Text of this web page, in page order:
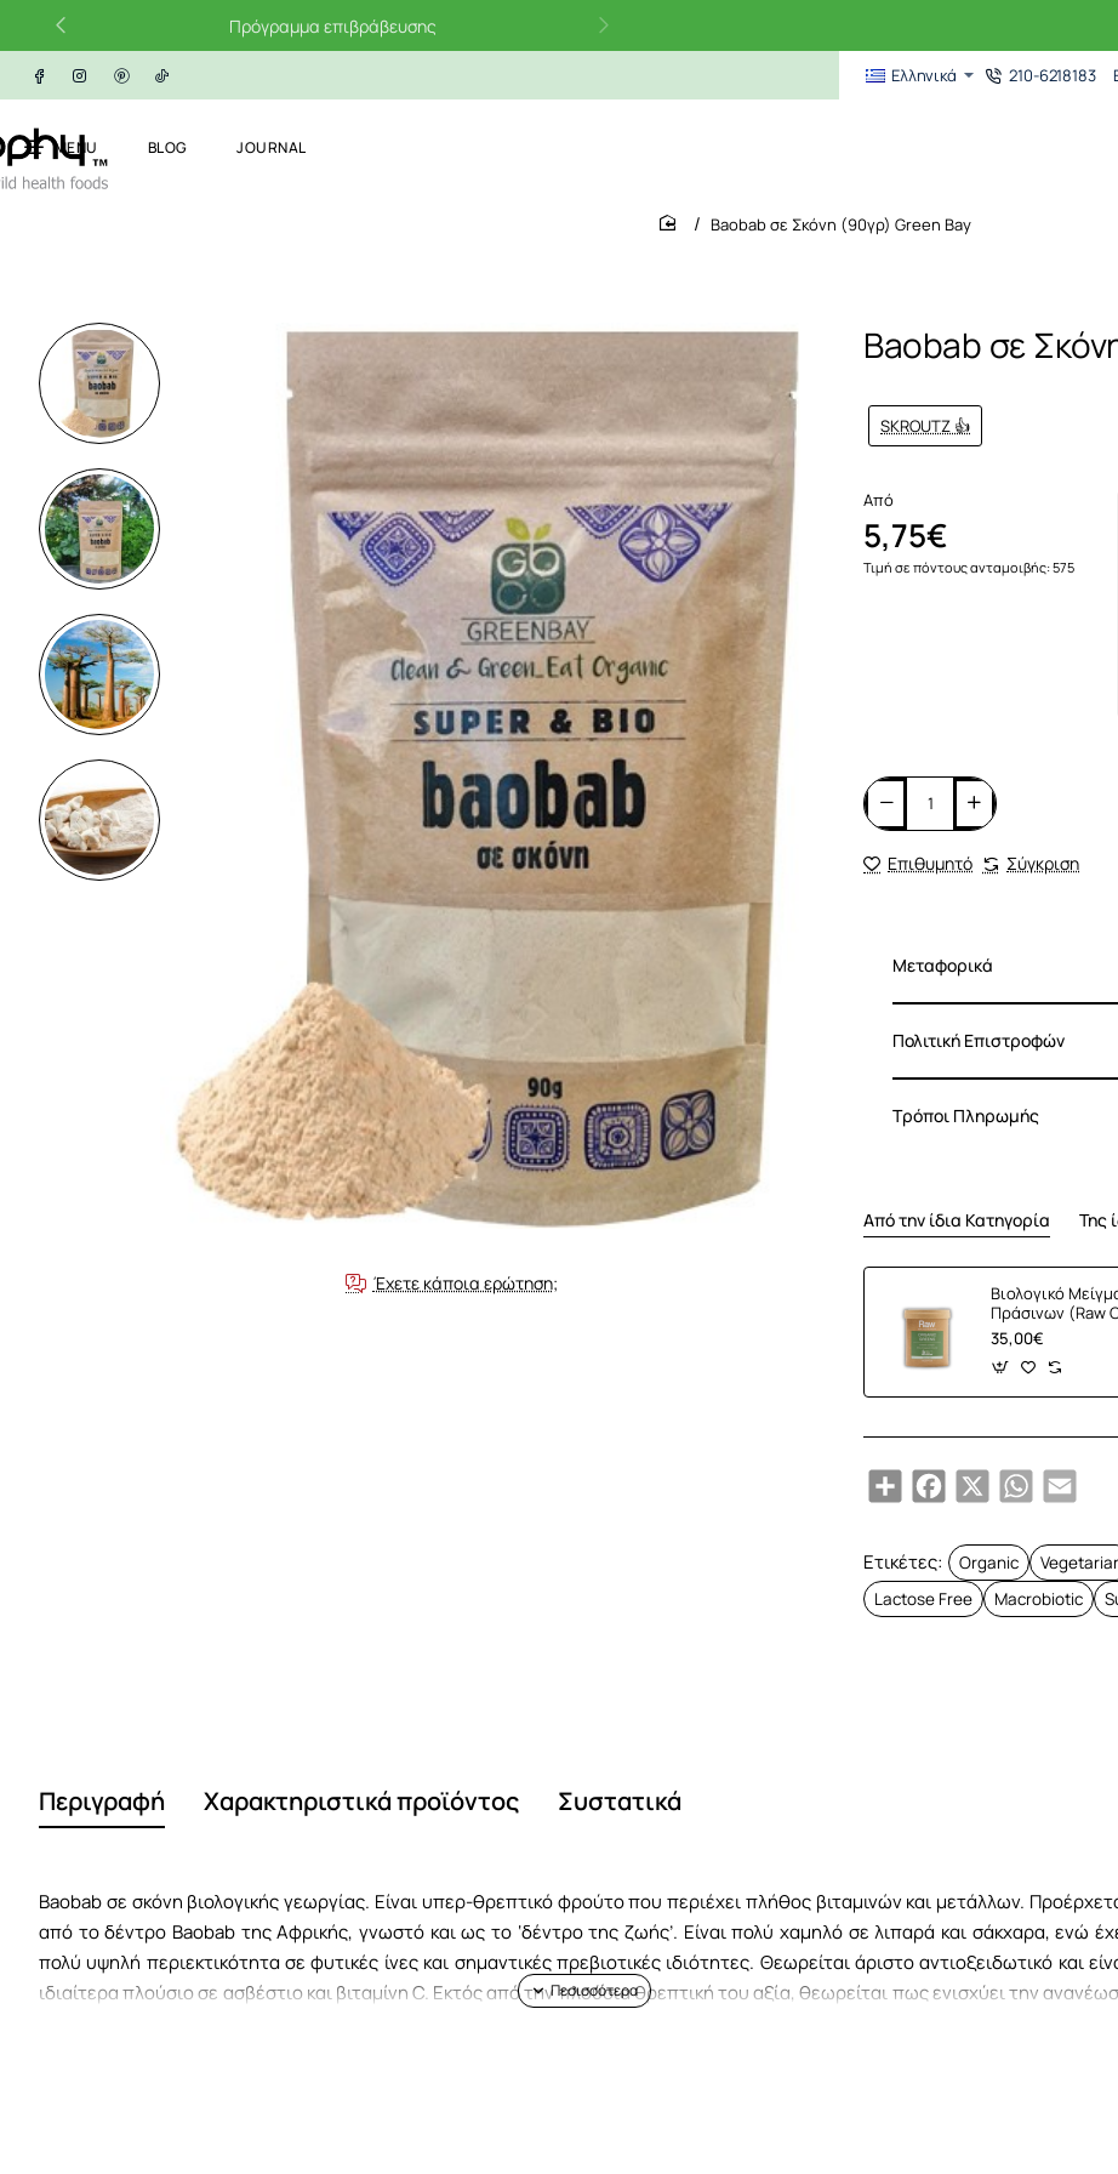
Πρόγραμμα επιβράβευσης
Ελληνικά 210-6218183
MENU BLOG JOURNAL
Baobab σε Σκόνη (90γρ) Green Bay
Έχετε κάποια ερώτηση;
Baobab σε
SKROUTZ 👍
Από
5,75€
Τιμή σε πόντους ανταμοιβής: 575
Επιθυμητό Σύγκριση
Μεταφορικά
Πολιτική Επιστροφών
Τρόποι Πληρωμής
Από την ίδια Κατηγορία Της
Βιολογικό
Πράσινων (Raw
Greens) (100gr)
35,00€
ShareFacebook
X WhatsApp
Email
Ετικέτες: Organic
Lactose Free
Macrobiotic
Περιγραφή Χαρακτηριστικά προϊόντος Συστατικά
Baobab σε σκόνη βιολογικής γεωργίας. Είναι υπερ-θρεπτικό φρούτο που περιέχει πλήθος βιταμινών και μετάλλων.
από το δέντρο Βaobab της Αφρικής, γνωστό και ως το ‘δέντρο της ζωής’. Είναι πολύ χαμηλό σε λιπαρά και σάκχαρα, ενώ
πολύ υψηλή περιεκτικότητα σε φυτικές ίνες και σημαντικές πρεβιοτικές ιδιότητες. Θεωρείται άριστο αντιοξειδωτικό και
ιδιαίτερα πλούσιο σε ασβέστιο και βιταμίνη C. Εκτός από την πλούσια θρεπτική του αξία, θεωρείται πως ενισχύει την